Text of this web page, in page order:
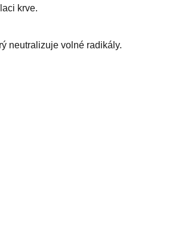
krve.
neutralizuje volné radikály.